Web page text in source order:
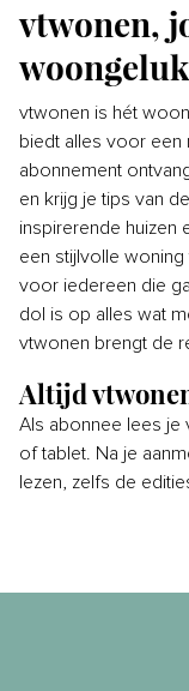
vtwonen,
woongeluk
vtwonen is hét
biedt alles voor een
abonnement
en krijg je tips van
inspirerende huizen
een stijlvolle
voor iedereen die
dol is op alles wat
vtwonen brengt de
Altijd
Als abonnee lees je
of tablet. Na je
lezen, zelfs de